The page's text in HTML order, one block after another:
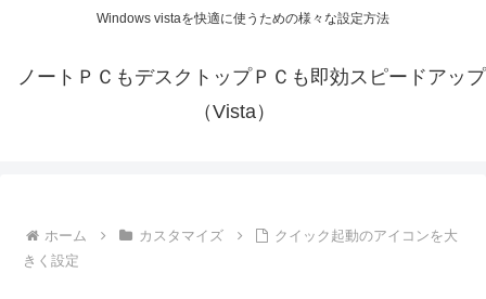
Windows vistaを快適に使うための様々な設定方法
ノートＰＣもデスクトップＰＣも即効スピードアップ
（Vista）
ホーム カスタマイズ
クイック起動のアイコンを大
きく設定